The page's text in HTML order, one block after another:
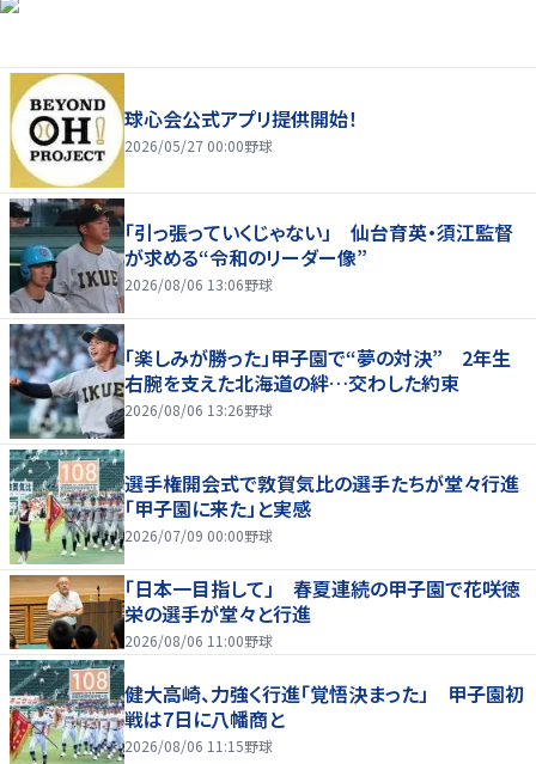
球心会公式アプリ提供開始！
2026/05/27 00:00野球
「引っ張っていくじゃない」 仙台育英・須江監督
が求める“令和のリーダー像”
2026/08/06 13:06野球
「楽しみが勝った」甲子園で“夢の対決” 2年生
右腕を支えた北海道の絆…交わした約束
2026/08/06 13:26野球
選手権開会式で敦賀気比の選手たちが堂々行進
「甲子園に来た」と実感
2026/07/09 00:00野球
「日本一目指して」 春夏連続の甲子園で花咲徳
栄の選手が堂々と行進
2026/08/06 11:00野球
健大高崎、力強く行進「覚悟決まった」 甲子園初
戦は7日に八幡商と
2026/08/06 11:15野球